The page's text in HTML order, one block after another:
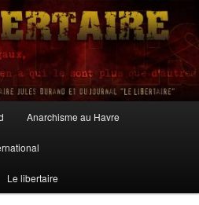
Anarchisme au Havre
Le libertaire